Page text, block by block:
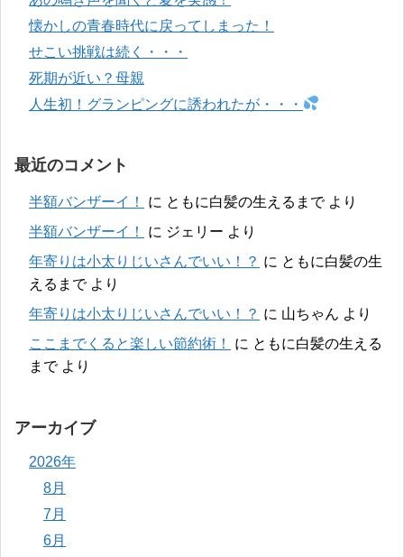
懐かしの青春時代に戻ってしまった！
せこい挑戦は続く・・・
死期が近い？母親
人生初！グランピングに誘われたが・・・
最近のコメント
半額バンザーイ！ に ともに白髪の生えるまでより
半額バンザーイ！
に ジェリー より
年寄りは小太りじいさんでいい！？ に ともに白髪の生
えるまでより
年寄りは小太りじいさんでいい！？ に 山ちゃん より
ここまでくると楽しい節約術！
に ともに白髪の生える
までより
アーカイブ
2026年
8月
7月
6月